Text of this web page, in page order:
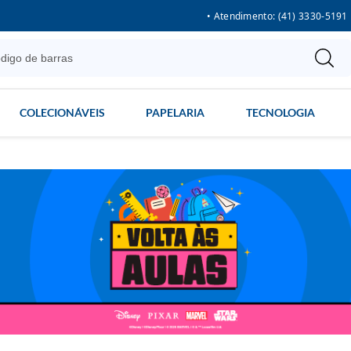
• Atendimento: (41) 3330-5191
COLECIONÁVEIS PAPELARIA TECNOLOGIA